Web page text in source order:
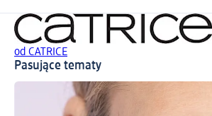
od CATRICE
Pasujące tematy